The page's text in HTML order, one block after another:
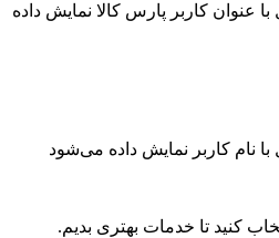
عنوان کاربر پارس کالا نمایش داده
نام کاربر نمایش داده می‌شود
کنید تا خدمات بهتری بدیم.